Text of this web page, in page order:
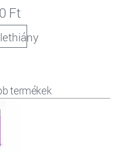
Ft
termékek